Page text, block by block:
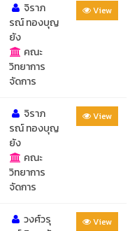
จิราภ
รณ์ ทองบุญ
ยัง
คณะ
วิทยาการ
จัดการ
View
จิราภ
รณ์ ทองบุญ
ยัง
คณะ
วิทยาการ
จัดการ
View
วงศ์วรุ
View